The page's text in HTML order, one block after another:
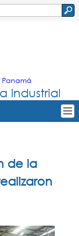
Panamá
Industrial
de la